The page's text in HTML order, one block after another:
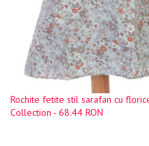
Rochite fetite stil sarafan cu
Collection - 68.44 RON